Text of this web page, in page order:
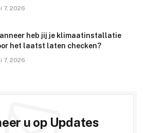
7, 2026
heb jij je klimaatinstallatie
het laatst laten checken?
7, 2026
u op Updates